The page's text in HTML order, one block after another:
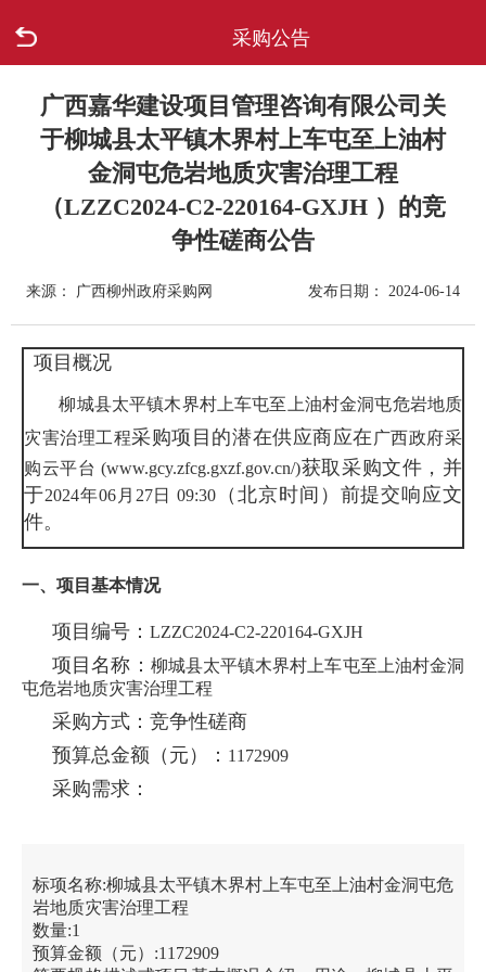
采购公告
走进柳城
政府信息公开
网上办事
数据专题
广西嘉华建设项目管理咨询有限公司关
于柳城县太平镇木界村上车屯至上油村
金洞屯危岩地质灾害治理工程
（LZZC2024-C2-220164-GXJH ）的竞
争性磋商公告
来源： 广西柳州政府采购网 发布日期： 2024-06-14
项目概况
柳城县太平镇木界村上车屯至上油村金洞屯危岩地质
灾害治理工程采购项目的潜在供应商应在 广西政府采
购云平台 (www.gcy.zfcg.gxzf.gov.cn/)获取采购文件，并
于2024年06月27日 09:30
（北京时间）前提交响应文
件。
一、项目基本情况
项目编号： LZZC2024-C2-220164-GXJH
项目名称： 柳城县太平镇木界村上车屯至上油村金洞
屯危岩地质灾害治理工程
采购方式：竞争性磋商
预算总金额（元）： 1172909
采购需求：
标项名称:柳城县太平镇木界村上车屯至上油村金洞屯危
岩地质灾害治理工程
数量:1
预算金额（元）:1172909